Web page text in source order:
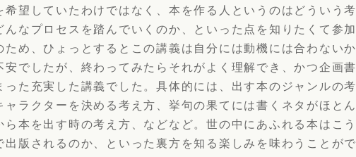
希望していたわけではなく、本を作る人というのはどういう考
んなプロセスを踏んでいくのか、といった点を知りたくて参加
ため、ひょっとするとこの講義は自分には動機には合わないか
安でしたが、終わってみたらそれがよく理解でき、かつ企画書
った充実した講義でした。具体的には、出す本のジャンルの考
ャラクターを決める考え方、挙句の果てには書くネタがほとん
ら本を出す時の考え方、などなど。世の中にあふれる本はこう
出版されるのか、といった裏方を知る楽しみを味わうことがで